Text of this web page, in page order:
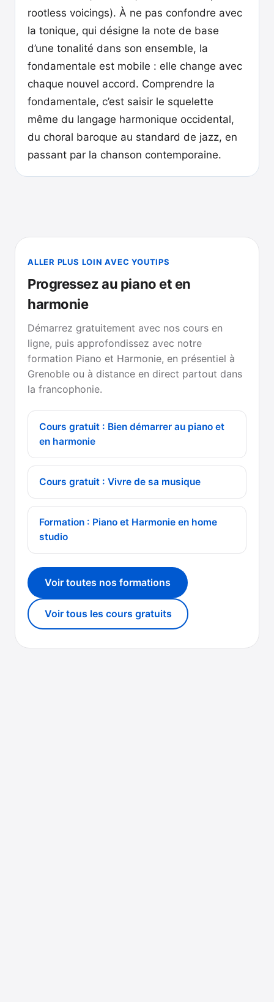
rootless voicings). À ne pas confondre avec
la tonique, qui désigne la note de base
d’une tonalité dans son ensemble, la
fondamentale est mobile : elle change avec
chaque nouvel accord. Comprendre la
fondamentale, c’est saisir le squelette
même du langage harmonique occidental,
du choral baroque au standard de jazz, en
passant par la chanson contemporaine.
ALLER PLUS LOIN AVEC YOUTIPS
Progressez au piano et en
harmonie
Démarrez gratuitement avec nos cours en
ligne, puis approfondissez avec notre
formation Piano et Harmonie, en présentiel à
Grenoble ou à distance en direct partout dans
la francophonie.
Cours gratuit : Bien démarrer au piano et
en harmonie
Cours gratuit : Vivre de sa musique
Formation : Piano et Harmonie en home
studio
Voir toutes nos formations
Voir tous les cours gratuits